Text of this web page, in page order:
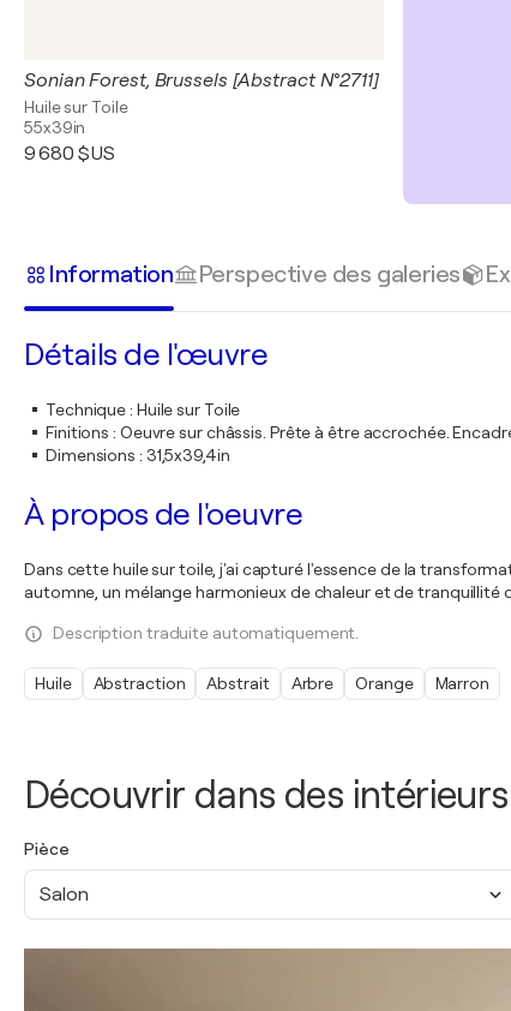
Découvrir dans des intérieurs
Pièce
Salon
Sonian Forest, Brussels [Abstract N°2711]
Huile sur Toile
55x39in
9 680 $US
Information Perspective des galeries
Détails de l'œuvre
Technique: Huile sur Toile
Finitions : Oeuvre sur châssis. Prête à être accrochée.
Dimensions : 31,5x39,4in
À propos de l'oeuvre
Dans cette huile sur toile, j'ai capturé l'essence de la
automne, un mélange harmonieux de chaleur et de tranquillité
Description traduite automatiquement.
Huile Abstraction Abstrait Arbre Orange Marron